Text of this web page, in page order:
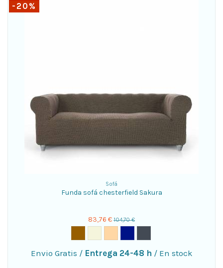
-20%
Sofá
Funda sofá chesterfield Sakura
83,76 € 104,70 €
Envio Gratis / Entrega 24-48 h / En stock